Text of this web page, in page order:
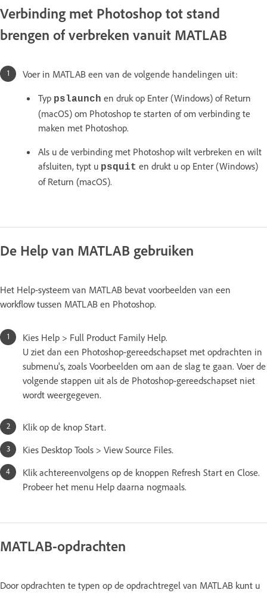
Verbinding met Photoshop tot stand
brengen of verbreken vanuit MATLAB
Voer in MATLAB een van de volgende handelingen uit:
Typ pslaunch en druk op Enter (Windows) of Return
(macOS) om Photoshop te starten of om verbinding te
maken met Photoshop.
Als u de verbinding met Photoshop wilt verbreken en wilt
afsluiten, typt u psquit en drukt u op Enter (Windows)
of Return (macOS).
De Help van MATLAB gebruiken
Het Help-systeem van MATLAB bevat voorbeelden van een
workflow tussen MATLAB en Photoshop.
Kies Help > Full Product Family Help.
U ziet dan een Photoshop-gereedschapset met opdrachten in
submenu's, zoals Voorbeelden om aan de slag te gaan. Voer de
volgende stappen uit als de Photoshop-gereedschapset niet
wordt weergegeven.
Klik op de knop Start.
Kies Desktop Tools > View Source Files.
Klik achtereenvolgens op de knoppen Refresh Start en Close.
Probeer het menu Help daarna nogmaals.
MATLAB-opdrachten
Door opdrachten te typen op de opdrachtregel van MATLAB kunt u